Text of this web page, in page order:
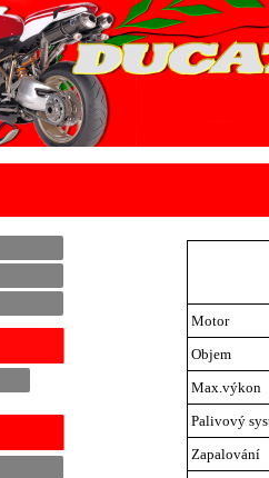
Motor
Objem
Max.výkon
Palivový
Zapalování